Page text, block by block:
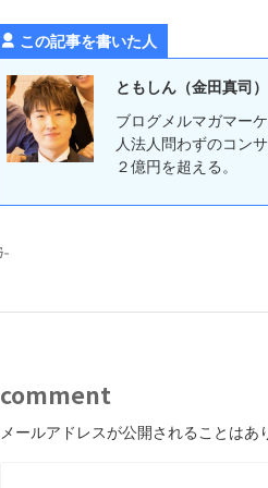
この記事を書いた人
ともしん（金田真司）
ブログメルマガマー
人法人問わずのコン
２億円を超える。
-
comment
メールアドレスが公開されることはあ